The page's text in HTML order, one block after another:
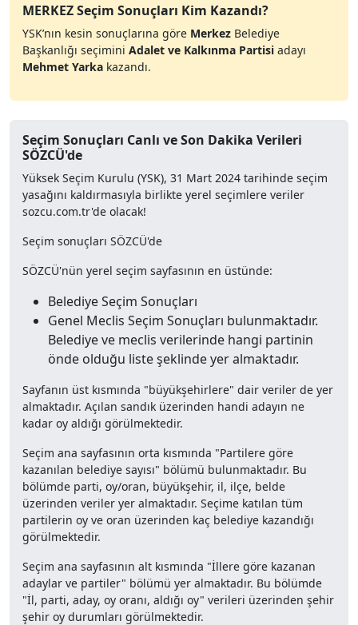
MERKEZ Seçim Sonuçları Kim Kazandı?
YSK’nın kesin sonuçlarına göre Merkez Belediye
Başkanlığı seçimini Adalet ve Kalkınma Partisi adayı
Mehmet Yarka kazandı.
Seçim Sonuçları Canlı ve Son Dakika Verileri
SÖZCÜ'de
Yüksek Seçim Kurulu (YSK), 31 Mart 2024 tarihinde seçim
yasağını kaldırmasıyla birlikte yerel seçimlere veriler
sozcu.com.tr'de olacak!
Seçim sonuçları SÖZCÜ'de
SÖZCÜ'nün yerel seçim sayfasının en üstünde:
Belediye Seçim Sonuçları
Genel Meclis Seçim Sonuçları bulunmaktadır.
Belediye ve meclis verilerinde hangi partinin
önde olduğu liste şeklinde yer almaktadır.
Sayfanın üst kısmında "büyükşehirlere" dair veriler de yer
almaktadır. Açılan sandık üzerinden handi adayın ne
kadar oy aldığı görülmektedir.
Seçim ana sayfasının orta kısmında "Partilere göre
kazanılan belediye sayısı" bölümü bulunmaktadır. Bu
bölümde parti, oy/oran, büyükşehir, il, ilçe, belde
üzerinden veriler yer almaktadır. Seçime katılan tüm
partilerin oy ve oran üzerinden kaç belediye kazandığı
görülmektedir.
Seçim ana sayfasının alt kısmında "İllere göre kazanan
adaylar ve partiler" bölümü yer almaktadır. Bu bölümde
"İl, parti, aday, oy oranı, aldığı oy" verileri üzerinden şehir
şehir oy durumları görülmektedir.